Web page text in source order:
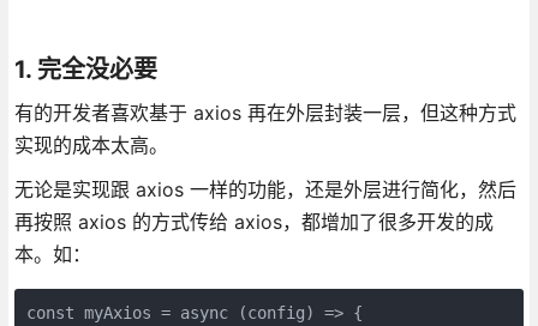
1. 完全没必要
有的开发者喜欢基于 axios 再在外层封装一层，但这种方式
实现的成本太高。
无论是实现跟 axios 一样的功能，还是外层进行简化，然后
再按照 axios 的方式传给 axios，都增加了很多开发的成
本。如：
const myAxios = async (config) => {